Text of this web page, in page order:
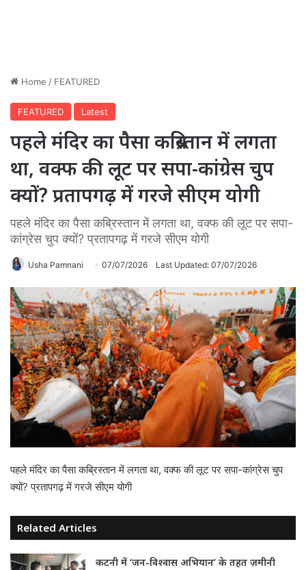
Home / FEATURED
FEATURED Latest
पहले मंदिर का पैसा कब्रिस्तान में लगता
था, वक्फ की लूट पर सपा-कांग्रेस चुप
क्यों? प्रतापगढ़ में गरजे सीएम योगी
पहले मंदिर का पैसा कब्रिस्तान में लगता था, वक्फ की लूट पर सपा-
कांग्रेस चुप क्यों? प्रतापगढ़ में गरजे सीएम योगी
Usha Pamnani 07/07/2026 Last Updated: 07/07/2026
पहले मंदिर का पैसा कब्रिस्तान में लगता था, वक्फ की लूट पर सपा-कांग्रेस चुप
क्यों? प्रतापगढ़ में गरजे सीएम योगी
Related Articles
कटनी में ‘जन-विश्वास अभियान’ के तहत ज़मीनी